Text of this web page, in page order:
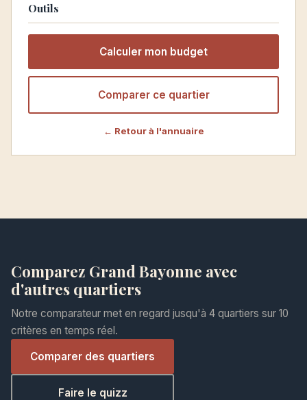
Outils
Calculer mon budget
Comparer ce quartier
← Retour à l'annuaire
Comparez Grand Bayonne avec
d'autres quartiers
Notre comparateur met en regard jusqu'à 4 quartiers sur 10
critères en temps réel.
Comparer des quartiers
Faire le quizz